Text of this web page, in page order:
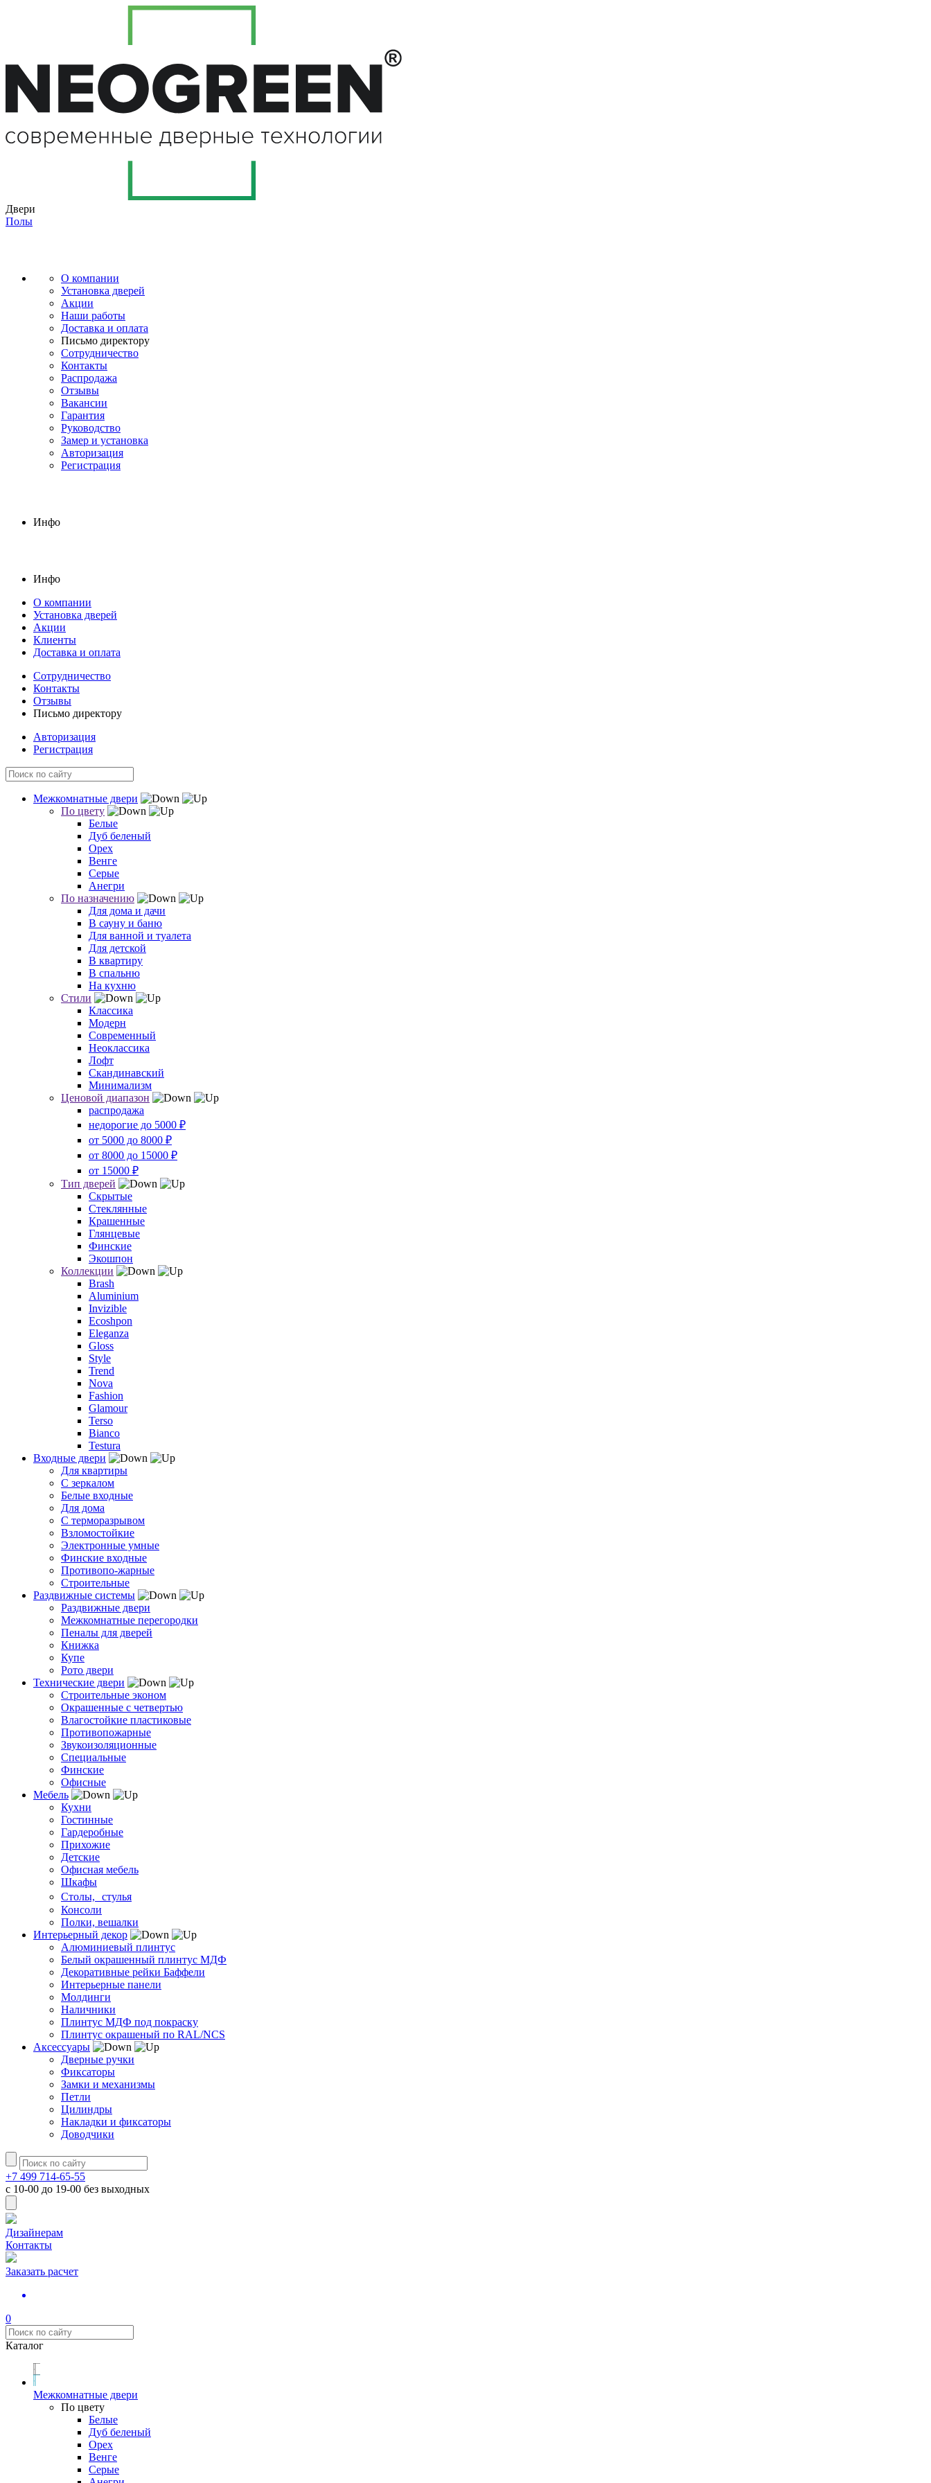
Двери
Полы
О компании
Установка дверей
Акции
Наши работы
Доставка и оплата
Письмо директору
Сотрудничество
Контакты
Распродажа
Отзывы
Вакансии
Гарантия
Руководство
Замер и установка
Авторизация
Регистрация
Инфо
Инфо
О компании
Установка дверей
Акции
Клиенты
Доставка и оплата
Сотрудничество
Контакты
Отзывы
Письмо директору
Авторизация
Регистрация
Межкомнатные двери
По цвету
Белые
Дуб беленый
Орех
Венге
Серые
Анегри
По назначению
Для дома и дачи
В сауну и баню
Для ванной и туалета
Для детской
В квартиру
В спальню
На кухню
Стили
Классика
Модерн
Современный
Неоклассика
Лофт
Скандинавский
Минимализм
Ценовой диапазон
распродажа
недорогие до 5000 ₽
от 5000 до 8000 ₽
от 8000 до 15000 ₽
от 15000 ₽
Тип дверей
Скрытые
Стеклянные
Крашенные
Глянцевые
Финские
Экошпон
Коллекции
Brash
Aluminium
Invizible
Ecoshpon
Eleganza
Gloss
Style
Trend
Nova
Fashion
Glamour
Terso
Bianco
Testura
Входные двери
Для квартиры
С зеркалом
Белые входные
Для дома
С терморазрывом
Взломостойкие
Электронные умные
Финские входные
Противопо-жарные
Строительные
Раздвижные системы
Раздвижные двери
Межкомнатные перегородки
Пеналы для дверей
Книжка
Купе
Рото двери
Технические двери
Строительные эконом
Окрашенные с четвертью
Влагостойкие пластиковые
Противопожарные
Звукоизоляционные
Специальные
Финские
Офисные
Мебель
Кухни
Гостинные
Гардеробные
Прихожие
Детские
Офисная мебель
Шкафы
Столы, стулья
Консоли
Полки, вешалки
Интерьерный декор
Алюминиевый плинтус
Белый окрашенный плинтус МДФ
Декоративные рейки Баффели
Интерьерные панели
Молдинги
Наличники
Плинтус МДФ под покраску
Плинтус окрашеный по RAL/NCS
Аксессуары
Дверные ручки
Фиксаторы
Замки и механизмы
Петли
Цилиндры
Накладки и фиксаторы
Доводчики
+7 499 714-65-55
с 10-00 до 19-00 без выходных
Дизайнерам
Контакты
Заказать расчет
0
Каталог
Межкомнатные двери
По цвету
Белые
Дуб беленый
Орех
Венге
Серые